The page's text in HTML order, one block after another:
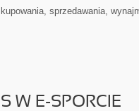
sprzedawania,
W E-SPORCIE